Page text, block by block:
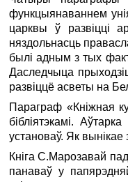
функцыянаваннем
царквы ў развіцці
няздольнасць
былі адным з тых
Даследчыца
развіццё асветы на
Параграф «Кніжная
бібліятэкамі.
установаў. Як вынікае
Кніга С.Марозавай
панаваў у